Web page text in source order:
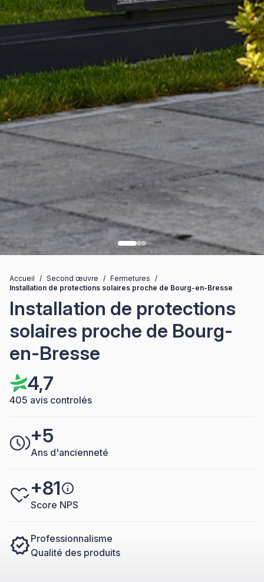
Accueil / Second œuvre / Fermetures
/
Installation de protections solaires proche de Bourg-en-Bresse
Installation de protections
solaires proche de Bourg-
en-Bresse
4,7
405 avis controlés
+5
Ans d'ancienneté
+81
Score NPS
Professionnalisme
Qualité des produits